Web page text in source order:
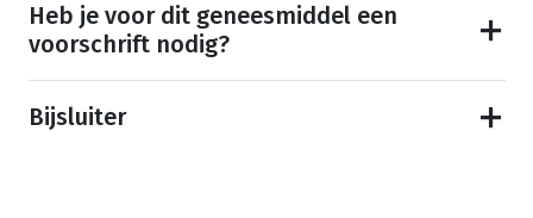
Heb je voor dit geneesmiddel een
voorschrift nodig?
Bijsluiter